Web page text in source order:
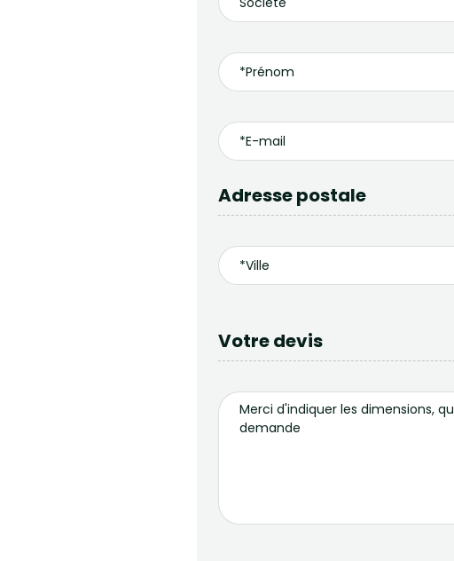
Adresse postale
Votre devis